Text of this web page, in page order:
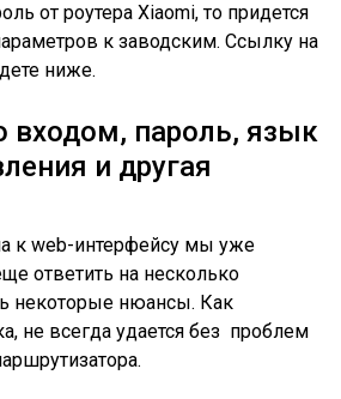
от роутера Xiaomi, то придется
к заводским. Ссылку на
ниже.
входом, пароль, язык
и другая
к web-интерфейсу мы уже
ответить на несколько
некоторые нюансы. Как
не всегда удается без проблем